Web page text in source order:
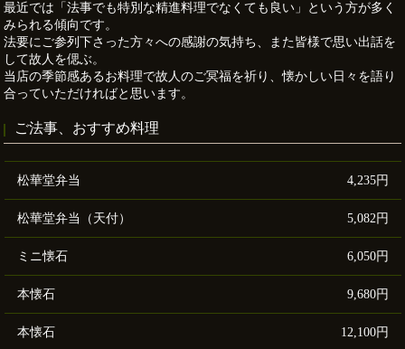
最近では「法事でも特別な精進料理でなくても良い」という方が多く
みられる傾向です。
法要にご参列下さった方々への感謝の気持ち、また皆様で思い出話を
して故人を偲ぶ。
当店の季節感あるお料理で故人のご冥福を祈り、懐かしい日々を語り
合っていただければと思います。
ご法事、おすすめ料理
松華堂弁当 4,235円
松華堂弁当（天付） 5,082円
ミニ懐石 6,050円
本懐石 9,680円
本懐石 12,100円